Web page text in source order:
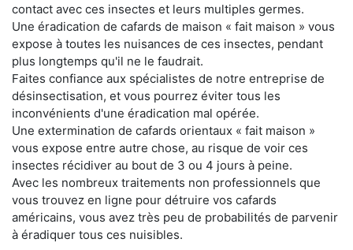
contact avec ces insectes et leurs multiples germes.
Une éradication de cafards de maison « fait maison » vous
expose à toutes les nuisances de ces insectes, pendant
plus longtemps qu'il ne le faudrait.
Faites confiance aux spécialistes de notre entreprise de
désinsectisation, et vous pourrez éviter tous les
inconvénients d'une éradication mal opérée.
Une extermination de cafards orientaux « fait maison »
vous expose entre autre chose, au risque de voir ces
insectes récidiver au bout de 3 ou 4 jours à peine.
Avec les nombreux traitements non professionnels que
vous trouvez en ligne pour détruire vos cafards
américains, vous avez très peu de probabilités de parvenir
à éradiquer tous ces nuisibles.